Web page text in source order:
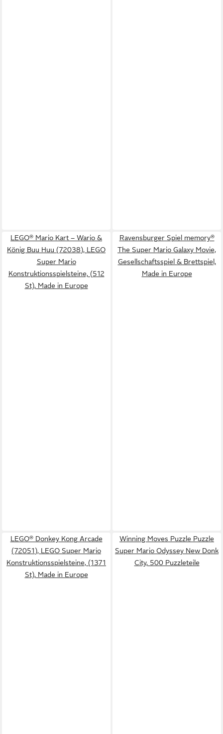
LEGO® Mario Kart – Wario &
König Buu Huu (72038), LEGO
Super Mario
Konstruktionsspielsteine, (512
St), Made in Europe
Ravensburger Spiel memory®
The Super Mario Galaxy Movie,
Gesellschaftsspiel & Brettspiel,
Made in Europe
LEGO® Donkey Kong Arcade
(72051), LEGO Super Mario
Konstruktionsspielsteine, (1371
St), Made in Europe
Winning Moves Puzzle Puzzle
Super Mario Odyssey New Donk
City, 500 Puzzleteile